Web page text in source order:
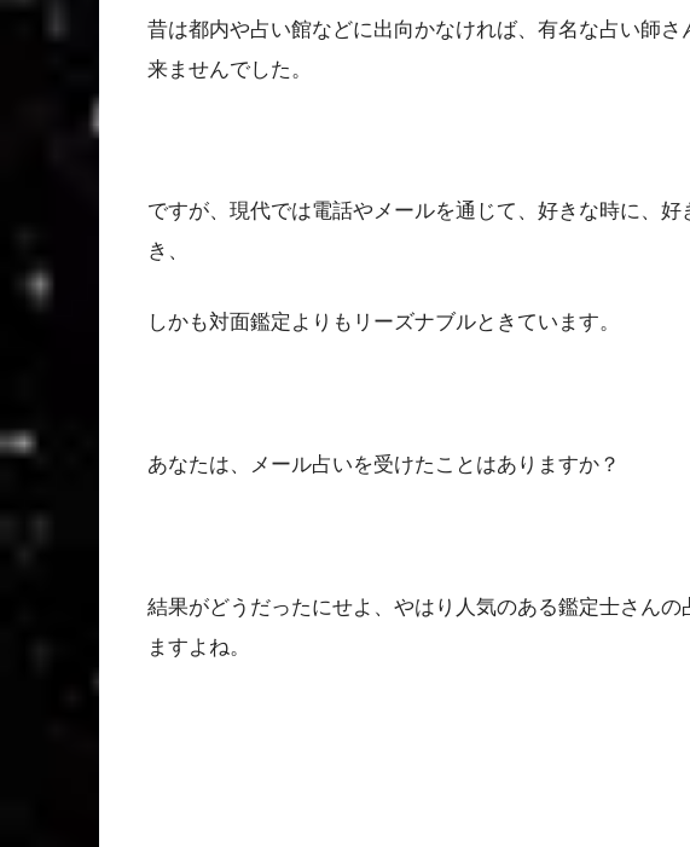
昔は都内や占い館などに出向かなければ、有名な占い師
来ませんでした。
ですが、現代では電話やメールを通じて、好きな時に、
き、
しかも対面鑑定よりもリーズナブルときています。
あなたは、メール占いを受けたことはありますか？
結果がどうだったにせよ、やはり人気のある鑑定士さん
ますよね。